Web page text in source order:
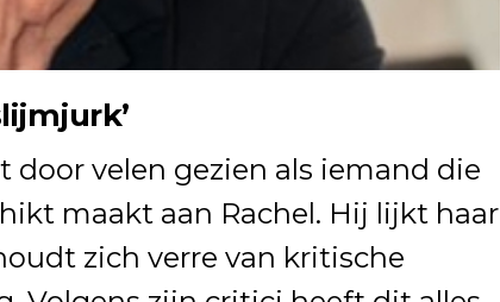
door velen gezien als iemand die
maakt aan Rachel. Hij lijkt haar
zich verre van kritische